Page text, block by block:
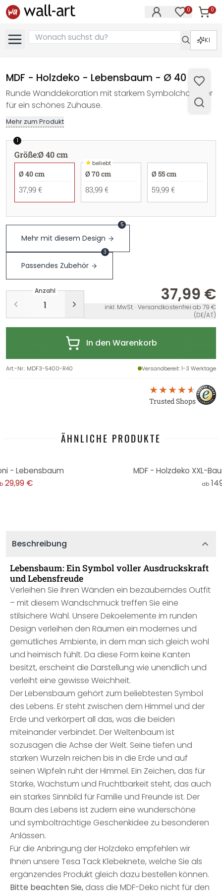
0 0
KI
MDF - Holzdeko - Lebensbaum - Ø 40 cm
Runde Wanddekoration mit starkem Symbolcharakter
für ein schönes Zuhause.
Mehr zum Produkt
1
Größe:Ø 40 cm
Ø 40 cm
37,99 €
★beliebt
Ø 70 cm
83,99 €
Ø 55 cm
59,99 €
Mehr mit diesem Design
5
Passendes Zubehör
3
Anzahl 37,99 €
inkl. MwSt. · Versandkostenfrei ab 79 €
(DE/AT)
In den Warenkorb
Art.-Nr.: MDF3-5400-R40 Versandbereit: 1-3 Werktage
Trusted Shops
ÄHNLICHE PRODUKTE
- Lebensbaum
29,99 €
MDF - Holzdeko XXL-
ab
Beschreibung
Lebensbaum: Ein Symbol voller Ausdruckskraft
und Lebensfreude
Verleihen Sie Ihren Wänden ein bezauberndes Outfit
– mit diesem Wandschmuck treffen Sie eine
stilsichere Wahl. Unsere Dekoelemente im runden
Design verleihen den Räumen ein modernes und
gemütliches Ambiente, in dem man sich gleich wohl
und heimisch fühlt. Da diese Form keine Kanten
besitzt, erscheint die Darstellung wie unendlich und
verleiht eine gewisse Weichheit.
Der Lebensbaum gehört zum beliebtesten Symbol
des Lebens. Er steht zwischen dem Himmel und der
Erde und verkörpert all das, was die beiden
miteinander verbindet. Der Weltenbaum ist
sozusagen die Achse der Welt. Seine tiefen und
starken Wurzeln reichen bis in die Erde und auf
seinen Wipfeln ruht der Himmel. Ein Zeichen, das für
Stärke, Wachstum und Fruchtbarkeit steht, das auch
ein starkes Sinnbild für Familie und Freunde ist. Der
Baum des Lebens ist zudem eine wunderschöne
und symbolträchtige Geschenkidee zu besonderen
Anlässen.
Für die Anbringung der Holzdeko empfehlen wir
Ihnen unsere Tesa Tack Klebeknete, welche Sie als
ergänzendes Produkt gleich dazu bestellen können.
Bitte beachten Sie, dass die MDF-Deko nicht für den